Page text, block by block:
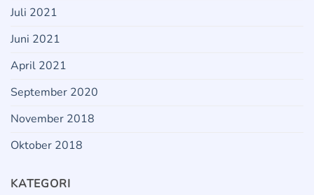
Juli 2021
Juni 2021
April 2021
September 2020
November 2018
Oktober 2018
KATEGORI